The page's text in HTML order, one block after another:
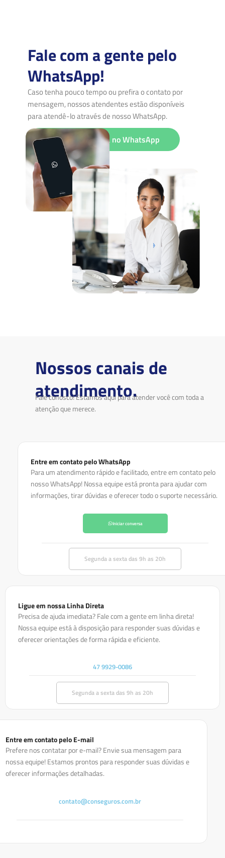
Fale com a gente pelo
WhatsApp!
Caso tenha pouco tempo ou prefira o contato por
mensagem, nossos atendentes estão disponíveis
para atendê-lo através de nosso WhatsApp.
Iniciar conversa no WhatsApp
Nossos canais de
atendimento.
Fale conosco! Estamos aqui para atender você com toda a
atenção que merece.
Entre em contato pelo WhatsApp
Para um atendimento rápido e facilitado, entre em contato pelo
nosso WhatsApp! Nossa equipe está pronta para ajudar com
informações, tirar dúvidas e oferecer todo o suporte necessário.
Iniciar conversa
Segunda a sexta das 9h as 20h
Ligue em nossa Linha Direta
Precisa de ajuda imediata? Fale com a gente em linha direta!
Nossa equipe está à disposição para responder suas dúvidas e
oferecer orientações de forma rápida e eficiente.
47 9929-0086
Segunda a sexta das 9h as 20h
Entre em contato pelo E-mail
Prefere nos contatar por e-mail? Envie sua mensagem para
nossa equipe! Estamos prontos para responder suas dúvidas e
oferecer informações detalhadas.
contato@conseguros.com.br